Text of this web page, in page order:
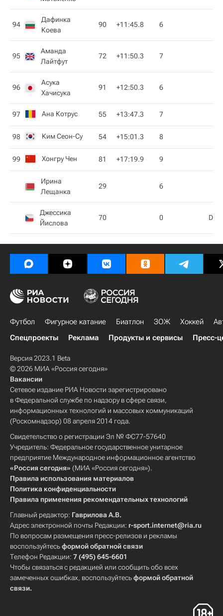
94
Дафинка
Коева
90 +11:45.8 6
95
Аманда
Лайтфут
72 +11:50.3 7
96
Асука
Хачисука
91 +12:50.3 6
97 Ана Котрус 55 +13:47.3 7
98 Ким Сеон-Су 54 +15:01.3 8
99 Хонгру Чен 81 +17:19.9 9
Ирина
Лещанка
29 6
Джессика
Йислова
70 0 DNS
Футбол Фигурное катание Биатлон ЗОЖ Хоккей
Спецпроекты
Реклама Продукты и сервисы Пресс-
Версия 2023.1 Beta
© 2026 МИА «Россия сегодня»
Вакансии
Сетевое издание РИА Новости зарегистрировано
в Федеральной службе по надзору в сфере связи,
информационных технологий и массовых коммуникаций
(Роскомнадзор) 08 апреля 2014 года.
Свидетельство о регистрации Эл № ФС77-57640
Учредитель: Федеральное государственное унитарное
предприятие Международное информационное агентство
«Россия сегодня» (МИА «Россия сегодня»).
Правила использования материалов
Политика конфиденциальности
Правила применения рекомендательных технологий
Главный редактор: Гаврилова А.В.
Адрес электронной почты Редакции: r-sport.internet@ria.ru
По вопросам размещения пресс-релизов и рекламы
воспользуйтесьформой обратной связи
Телефон Редакции: 7 (495) 645-6601
Чтобы связаться с редакцией или сообщить обо всех
замеченных ошибках, воспользуйтесьформой обратной
связи.